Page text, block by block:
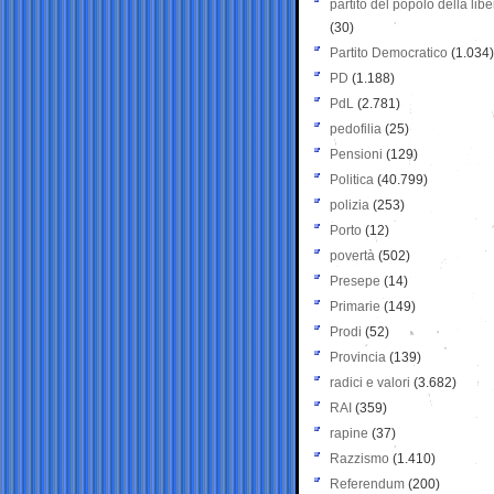
partito del popolo della
(30)
Partito Democratico (1.034)
PD (1.188)
PdL (2.781)
pedofilia (25)
Pensioni (129)
Politica (40.799)
polizia (253)
Porto (12)
povertà (502)
Presepe (14)
Primarie (149)
Prodi (52)
Provincia (139)
radici e valori (3.682)
RAI (359)
rapine (37)
Razzismo (1.410)
Referendum (200)